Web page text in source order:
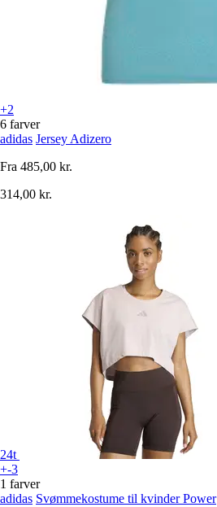
+2
6 farver
adidas Jersey Adizero
Fra 485,00 kr.
314,00 kr.
24t
+-3
1 farver
adidas Svømmekostume til kvinder Power